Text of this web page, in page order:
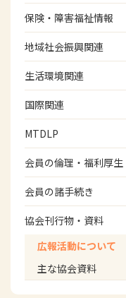
学会
学術誌
養成教育
生涯教育
研修会
協会認定資格試験・
保険・障害福祉情報
医療保険情報
介護保険情報
児童福祉・障害福
地域社会振興関連
地域社会振興部地
地域社会振興部地
地域社会振興部地
班】
スポーツ振興関連
災害対策関連
生活環境関連
生活環境・福祉用具
国際関連
国際関連
WFOT等海外関連
MTDLP
MTDLP室
会員の倫理・福利厚生
会員向け団体保険の
女性相談窓口
会員の諸手続き
会員の諸手続き
協会刊行物・資料
広報活動について
主な協会資料